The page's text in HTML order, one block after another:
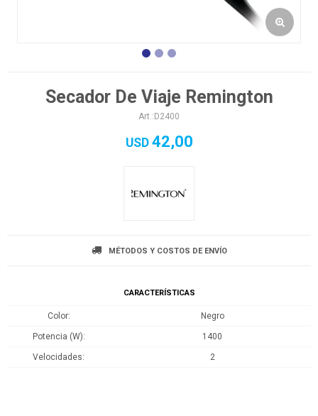
Secador De Viaje Remington
D2400
USD 42,00
MÉTODOS Y COSTOS DE ENVÍO
CARACTERÍSTICAS
Color Negro
Potencia (W) 1400
Velocidades 2